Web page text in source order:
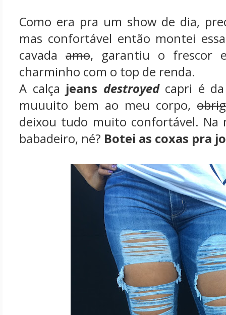
Como era pra um show de dia,
mas confortável então montei
cavada amo, garantiu o frescor
charminho com o top de renda.
A calça jeans destroyedcapri é da
muuuito bem ao meu corpo,
deixou tudo muito confortável. Na
babadeiro, né? Botei as coxas pra